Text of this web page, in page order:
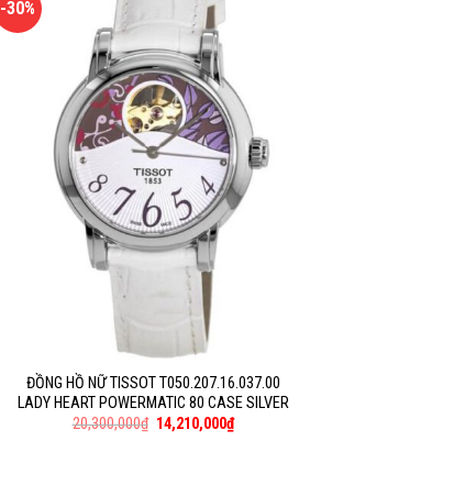
-30%
ĐỒNG HỒ NỮ TISSOT T050.207.16.037.00
LADY HEART POWERMATIC 80 CASE SILVER
20,300,000₫ 14,210,000₫